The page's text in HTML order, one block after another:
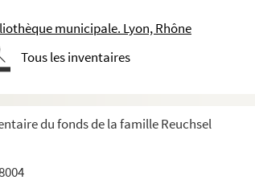
municipale. Lyon, Rhône
Tous les inventaires
du fonds de la famille Reuchsel
: carnet d'oeuvres pour orgue